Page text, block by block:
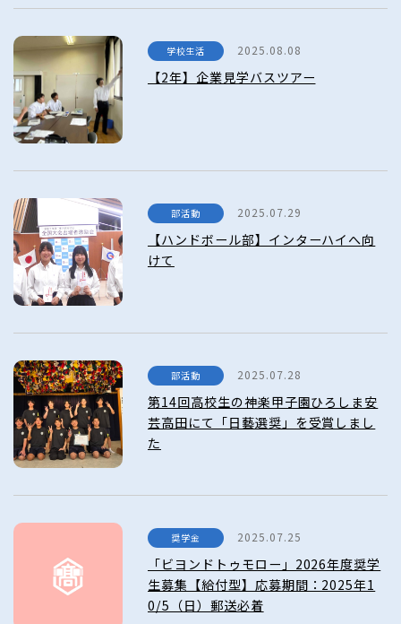
学校生活 2025.08.08
【2年】企業見学バスツアー
部活動 2025.07.29
【ハンドボール部】インターハイへ向
けて
部活動 2025.07.28
第14回高校生の神楽甲子園ひろしま安
芸高田にて「日藝選奨」を受賞しまし
た
奨学金 2025.07.25
「ビヨンドトゥモロー」2026年度奨学
生募集【給付型】応募期間：2025年1
0/5（日）郵送必着